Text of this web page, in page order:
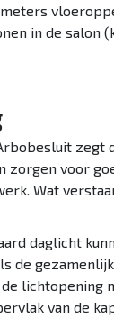
in de salon
zegt
zorgen voor
Wat
daglicht
de
lichtopening
van de